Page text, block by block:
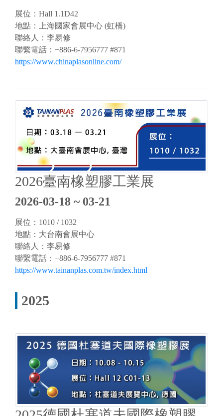
展位：Hall 1.1D42
地點：上海國家會展中心 (虹橋)
聯絡人：李易修
聯繫電話：+886-6-7956777 #871
https://www.chinaplasonline.com/
2026臺南橡塑膠工業展
2026-03-18 ~ 03-21
展位：1010 / 1032
地點：大台南會展中心
聯絡人：李易修
聯繫電話：+886-6-7956777 #871
https://www.tainanplas.com.tw/index.html
2025